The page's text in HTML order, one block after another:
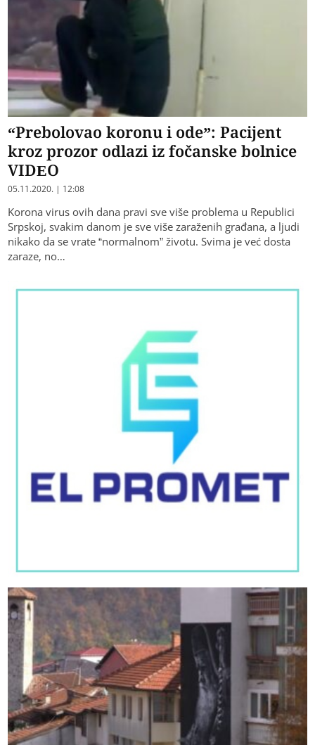
“Prebolovao koronu i ode”: Pacijent
kroz prozor odlazi iz fočanske bolnice
VIDEO
05.11.2020. | 12:08
Korona virus ovih dana pravi sve više problema u Republici
Srpskoj, svakim danom je sve više zaraženih građana, a ljudi
nikako da se vrate “normalnom” životu. Svima je već dosta
zaraze, no…